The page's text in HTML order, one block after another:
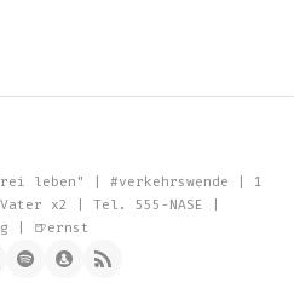
leben" | #verkehrswende | 1
x2 | Tel. 555-NASE |
| 🍺ernst